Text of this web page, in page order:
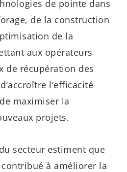
de pointe dans
de la construction
de la
aux opérateurs
de récupération des
l’efficacité
maximiser la
projets.
secteur estiment que
à améliorer la